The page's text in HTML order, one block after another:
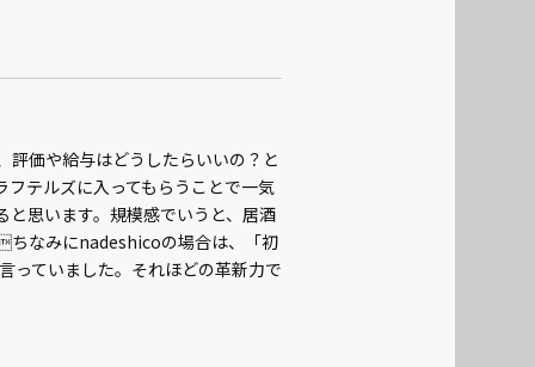
評価や給与はどうしたらいいの？と
テルズに入ってもらうことで一気
思います。規模感でいうと、居酒
ちなみにnadeshicoの場合は、「初
っていました。それほどの革新力で